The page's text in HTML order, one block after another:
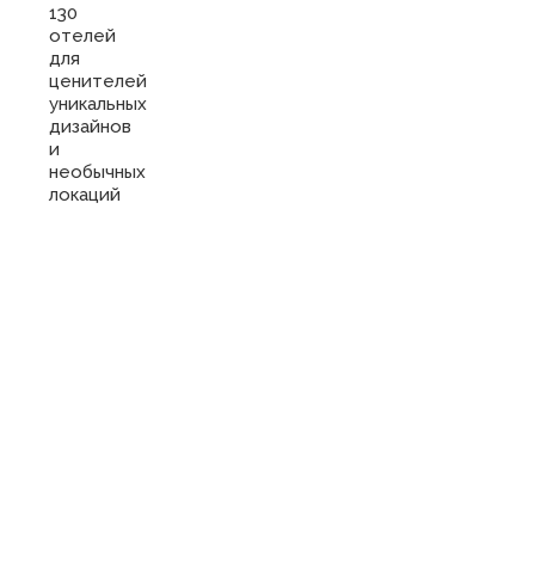
130
отелей
для
ценителей
уникальных
дизайнов
и
необычных
локаций